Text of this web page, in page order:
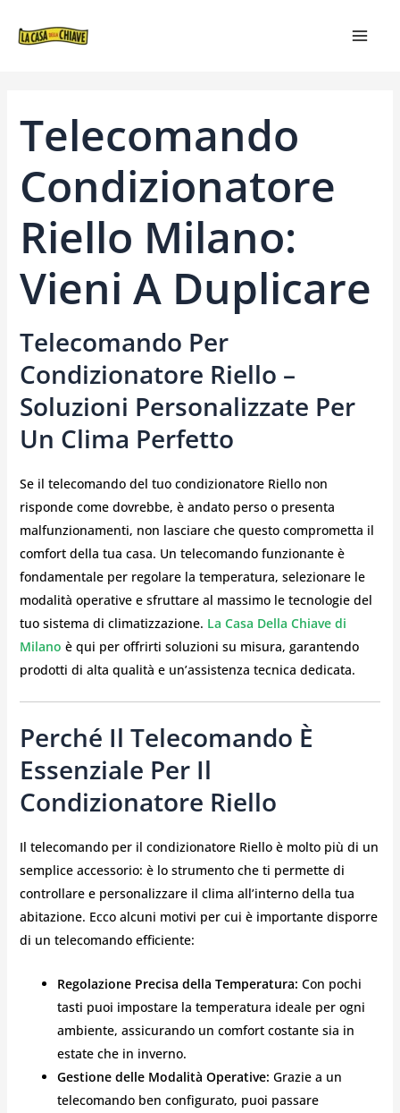
Telecomando
Condizionatore
Riello Milano:
Vieni A Duplicare
Telecomando Per
Condizionatore Riello –
Soluzioni Personalizzate Per
Un Clima Perfetto
Se il telecomando del tuo condizionatore Riello non
risponde come dovrebbe, è andato perso o presenta
malfunzionamenti, non lasciare che questo comprometta il
comfort della tua casa. Un telecomando funzionante è
fondamentale per regolare la temperatura, selezionare le
modalità operative e sfruttare al massimo le tecnologie del
tuo sistema di climatizzazione. La Casa Della Chiave di
Milano è qui per offrirti soluzioni su misura, garantendo
prodotti di alta qualità e un’assistenza tecnica dedicata.
Perché Il Telecomando È
Essenziale Per Il
Condizionatore Riello
Il telecomando per il condizionatore Riello è molto più di un
semplice accessorio: è lo strumento che ti permette di
controllare e personalizzare il clima all’interno della tua
abitazione. Ecco alcuni motivi per cui è importante disporre
di un telecomando efficiente:
Regolazione Precisa della Temperatura: Con pochi
tasti puoi impostare la temperatura ideale per ogni
ambiente, assicurando un comfort costante sia in
estate che in inverno.
Gestione delle Modalità Operative: Grazie a un
telecomando ben configurato, puoi passare
ARTICOLI